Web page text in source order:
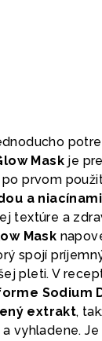
Mask je
prvom
a
textúre a
Mask
spojí
pleti. V
Sodium
extrakt,
vyhladene.